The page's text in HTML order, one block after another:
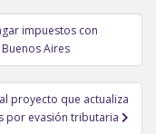
impuestos con
Aires
proyecto que actualiza
por evasión tributaria